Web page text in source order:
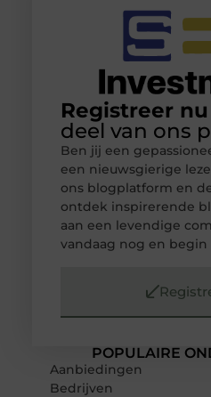
POPULAIRE
Aanbiedingen
Bedrijven
Registreer nu
deel van ons
Ben jij een
een nieuwsgierige
ons blogplatform en
ontdek inspirerende
aan een levendige
vandaag nog en